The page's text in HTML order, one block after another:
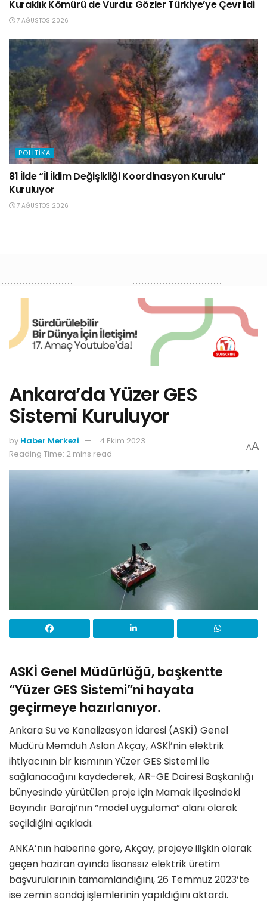
Kuraklık Kömürü de Vurdu: Gözler Türkiye’ye Çevrildi
7 AĞUSTOS 2026
POLITIKA
81 İlde “İl İklim Değişikliği Koordinasyon Kurulu”
Kuruluyor
7 AĞUSTOS 2026
Ankara’da Yüzer GES
Sistemi Kuruluyor
by Haber Merkezi
4 Ekim 2023
Reading Time: 2 mins read
AA
ASKİ Genel Müdürlüğü, başkentte
“Yüzer GES Sistemi”ni hayata
geçirmeye hazırlanıyor.
Ankara Su ve Kanalizasyon İdaresi (ASKİ) Genel
Müdürü Memduh Aslan Akçay, ASKİ’nin elektrik
ihtiyacının bir kısmının Yüzer GES Sistemi ile
sağlanacağını kaydederek, AR-GE Dairesi Başkanlığı
bünyesinde yürütülen proje için Mamak ilçesindeki
Bayındır Barajı’nın “model uygulama” alanı olarak
seçildiğini açıkladı.
ANKA’nın haberine göre, Akçay, projeye ilişkin olarak
geçen haziran ayında lisanssız elektrik üretim
başvurularının tamamlandığını, 26 Temmuz 2023’te
ise zemin sondaj işlemlerinin yapıldığını aktardı.